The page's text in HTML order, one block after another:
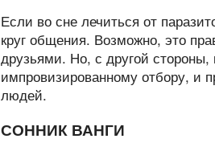
Если во сне лечиться от
круг общения. Возможно, это
друзьями. Но, с другой стороны,
импровизированному отбору, и
людей.
СОННИК ВАНГИ